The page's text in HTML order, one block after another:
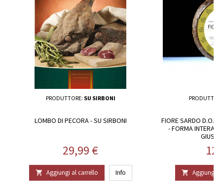
PRODUTTORE: SU SIRBONI
LOMBO DI PECORA - SU SIRBONI
Prezzo
29,99 €
 Aggiungi al carrello Info
FIORE SARDO
- FORMA INTERA
 Aggiungi